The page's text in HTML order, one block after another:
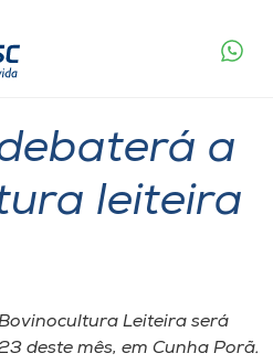
a
leiteira
Leiteira será
deste mês, em Cunha Porã.